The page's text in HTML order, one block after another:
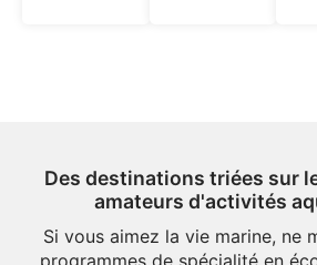
Des destinations triées sur
amateurs d'activités
Si vous aimez la vie marine, ne